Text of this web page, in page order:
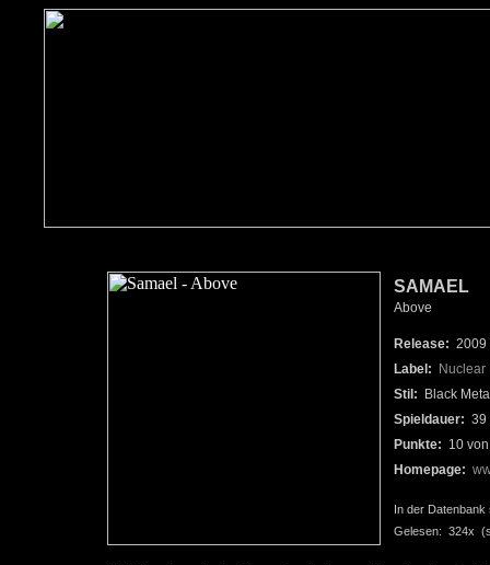
SAMAEL
Above
Release: 2009
Label:
Nuclear
Stil: Black
Spieldauer: 39
Punkte: 10
Homepage:
In der Datenbank
Gelesen: 324x